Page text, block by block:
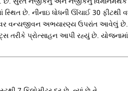
છે. નીનાઇ ધોધની ઊંચાઈ 30
વન્યજીવન અભયારણ્ય ઉપરાંત આવેલું છે.
પ્રોત્સાહન આપી રહ્યું છે. યોજનામાં